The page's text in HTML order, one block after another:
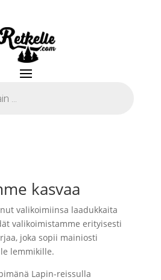
kasvaa
valikoimiinsa laadukkaita
valikoimistamme erityisesti
joka sopii mainiosti
lemmikille.
Lapin-reissulla